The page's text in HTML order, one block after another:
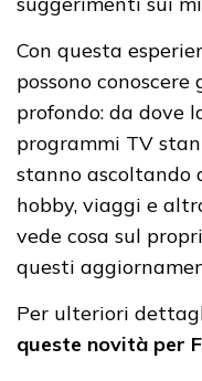
Con questa
possono
profondo: da dove
programmi TV
stanno ascoltando
hobby, viaggi e
vede cosa sul
questi
Per ulteriori
queste novità per